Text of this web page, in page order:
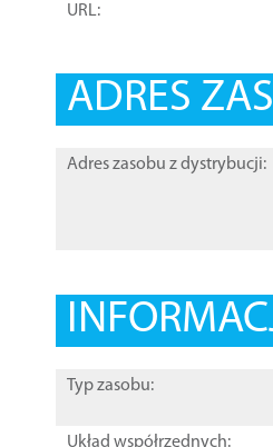
URL:
ADRES
Adres zasobu z dystrybucji:
Typ zasobu:
Układ współrzędnych: